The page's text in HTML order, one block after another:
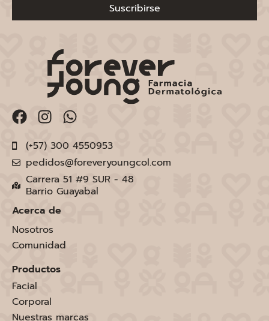
Suscribirse
(+57) 300 4550953
pedidos@foreveryoungcol.com
Carrera 51 #9 SUR - 48
Barrio Guayabal
Acerca de
Nosotros
Comunidad
Productos
Facial
Corporal
Nuestras marcas